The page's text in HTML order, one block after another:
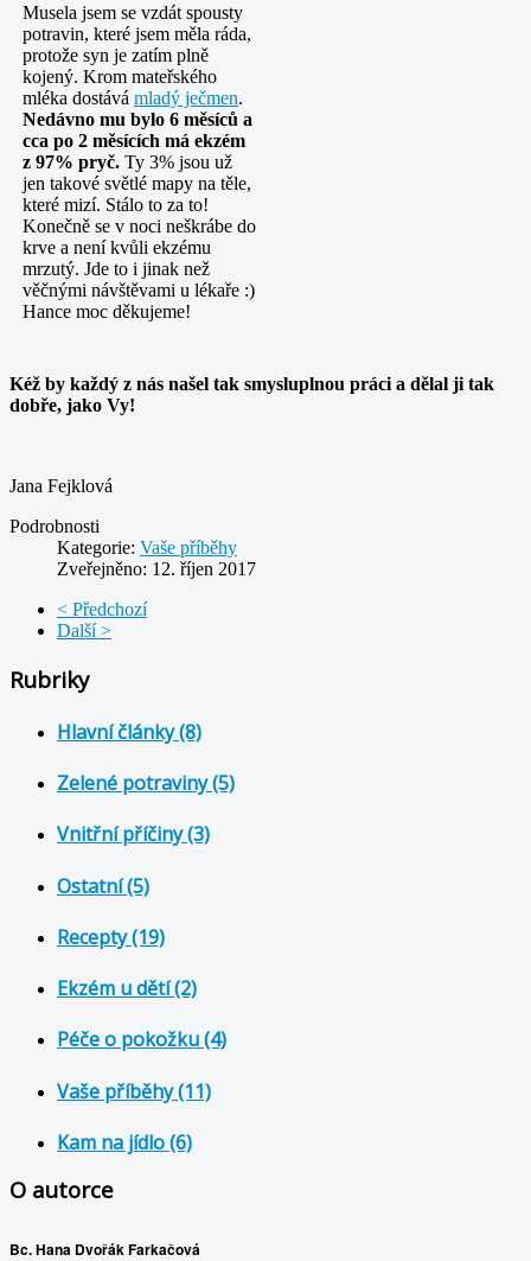
Musela jsem se vzdát spousty
potravin, které jsem měla ráda,
protože syn je zatím plně
kojený. Krom mateřského
mléka dostává mladý ječmen.
Nedávno mu bylo 6 měsíců a
cca po 2 měsících má ekzém
z 97% pryč. Ty 3% jsou už
jen takové světlé mapy na těle,
které mizí. Stálo to za to!
Konečně se v noci neškrábe do
krve a není kvůli ekzému
mrzutý. Jde to i jinak než
věčnými návštěvami u lékaře :)
Hance moc děkujeme!
Kéž by každý z nás našel tak smysluplnou práci a dělal ji tak
dobře, jako Vy!
Jana Fejklová
Podrobnosti
Kategorie: Vaše příběhy
Zveřejněno: 12. říjen 2017
< Předchozí
Další >
Rubriky
Hlavní články (8)
Zelené potraviny (5)
Vnitřní příčiny (3)
Ostatní (5)
Recepty (19)
Ekzém u dětí (2)
Péče o pokožku (4)
Vaše příběhy (11)
Kam na jídlo (6)
O autorce
Bc. Hana Dvořák Farkačová